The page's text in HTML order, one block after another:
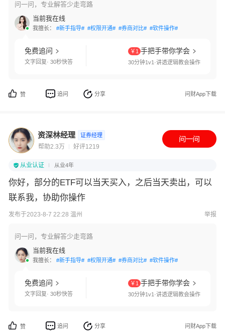
问一问，专业解答少走弯路
当前我在线
我擅长： #新手指导# #权限开通# #券商对比# #软件操作#
免费追问
文字回复· 30秒快答
￥1 手把手带你学会
30分钟1v1·讲透逻辑教会操作
赞 追问 分享 问财App下载
资深林经理 证券经理
帮助2.3万 好评1219
从业认证 从业4年
你好，部分的ETF可以当天买入，之后当天卖出，可以
联系我，协助你操作
发布于2023-8-7 22:28 温州 举报
问一问，专业解答少走弯路
当前我在线
我擅长： #新手指导# #权限开通# #券商对比# #软件操作#
免费追问
文字回复· 30秒快答
￥1 手把手带你学会
30分钟1v1·讲透逻辑教会操作
赞 追问 分享 问财App下载